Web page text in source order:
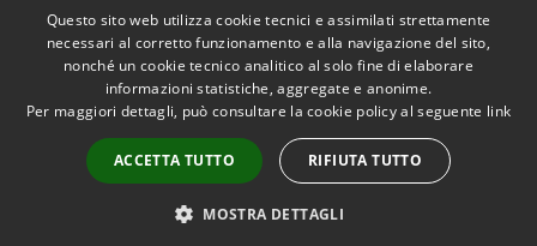
Accessibilità
Copyright © 2026 • Comune di
San Pellegrino Terme •
Powered byMunicipium
Accesso redazione
Questo sito web utilizza cookie tecnici e assimilati strettamente
necessari al corretto funzionamento e alla navigazione del sito,
nonché un cookie tecnico analitico al solo fine di elaborare
informazioni statistiche, aggregate e anonime.
Per maggiori dettagli, può consultare la cookie policy al seguente link
ACCETTA TUTTO RIFIUTA TUTTO
MOSTRA DETTAGLI